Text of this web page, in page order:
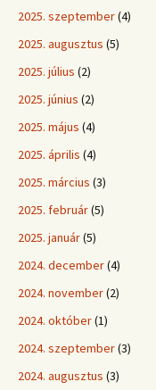
2025. szeptember(4)
2025. augusztus (5)
2025. július (2)
2025. június (2)
2025. május (4)
2025. április (4)
2025. március (3)
2025. február(5)
2025. január(5)
2024. december(4)
2024. november(2)
2024. október(1)
2024. szeptember(3)
2024. augusztus (3)